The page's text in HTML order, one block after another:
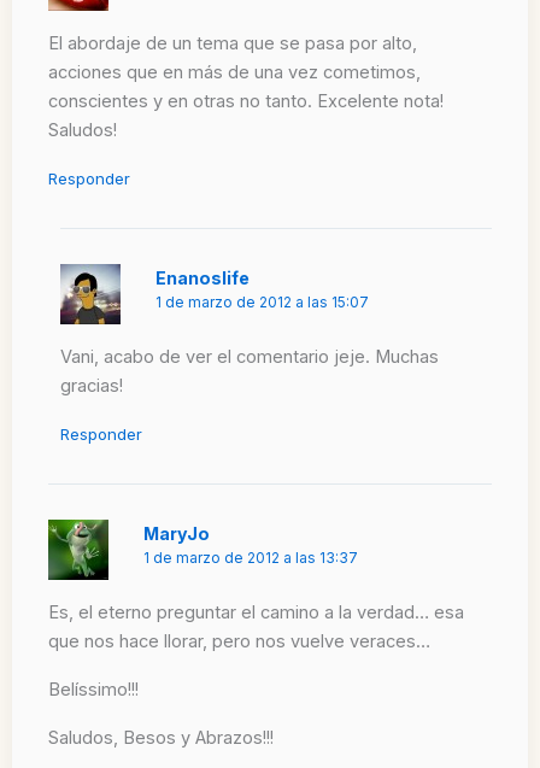
El abordaje de un tema que se pasa por alto,
acciones que en más de una vez cometimos,
conscientes y en otras no tanto. Excelente nota!
Saludos!
Responder
Enanoslife
1 de marzo de 2012 a las 15:07
Vani, acabo de ver el comentario jeje. Muchas
gracias!
Responder
MaryJo
1 de marzo de 2012 a las 13:37
Es, el eterno preguntar el camino a la verdad… esa
que nos hace llorar, pero nos vuelve veraces…
Belíssimo!!!
Saludos, Besos y Abrazos!!!